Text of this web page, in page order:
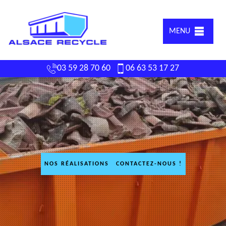
MENU
03 59 28 70 60 06 63 53 17 27
NOS RÉALISATIONS CONTACTEZ-NOUS !